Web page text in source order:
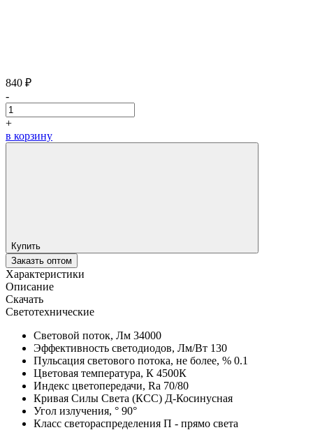
840 ₽
-
+
в корзину
Купить
Заказть оптом
Характеристики
Описание
Скачать
Светотехнические
Световой поток, Лм 34000
Эффективность светодиодов, Лм/Вт 130
Пульсация светового потока, не более, % 0.1
Цветовая температура, К 4500К
Индекс цветопередачи, Ra 70/80
Кривая Силы Света (КСС) Д-Косинусная
Угол излучения, ° 90°
Класс светораспределения П - прямо света